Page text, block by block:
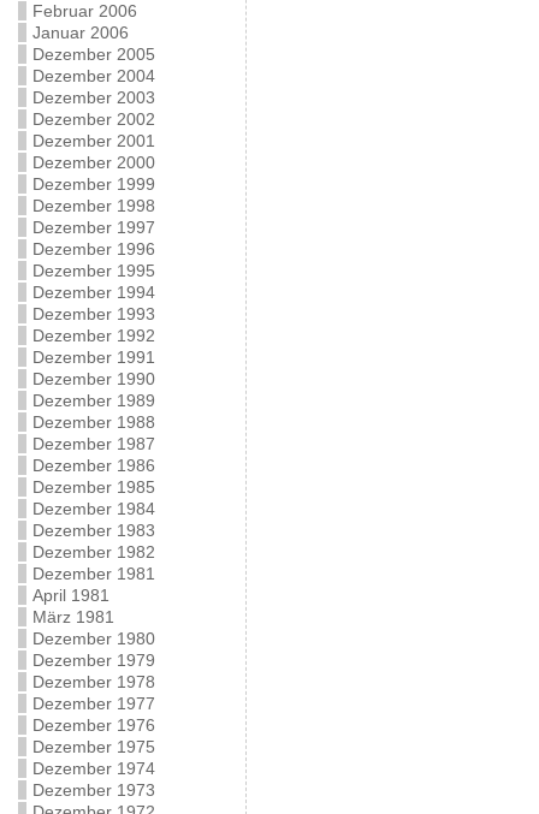
Februar 2006
Januar 2006
Dezember 2005
Dezember 2004
Dezember 2003
Dezember 2002
Dezember 2001
Dezember 2000
Dezember 1999
Dezember 1998
Dezember 1997
Dezember 1996
Dezember 1995
Dezember 1994
Dezember 1993
Dezember 1992
Dezember 1991
Dezember 1990
Dezember 1989
Dezember 1988
Dezember 1987
Dezember 1986
Dezember 1985
Dezember 1984
Dezember 1983
Dezember 1982
Dezember 1981
April 1981
März 1981
Dezember 1980
Dezember 1979
Dezember 1978
Dezember 1977
Dezember 1976
Dezember 1975
Dezember 1974
Dezember 1973